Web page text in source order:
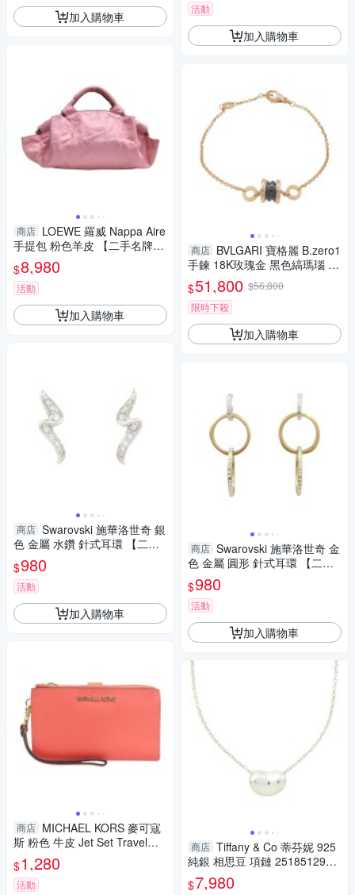
加入購物車
商店 LOEWE 羅威 Nappa Aire
手提包 粉色羊皮 【二手名牌B
RAND OFF】
$8,980
活動
加入購物車
商店 Swarovski 施華洛世奇 銀
色 金屬 水鑽 針式耳環 【二手
名牌BRAND OFF】
$980
活動
加入購物車
商店 MICHAEL KORS 麥可寇
斯 粉色 牛皮 Jet Set Travel雙
拉鏈手拿包 長夾 35F8GTVW0
L 【二手名牌BRAND OFF】
$1,280
活動
活動
加入購物車
商店 BVLGARI 寶格麗 B.zero1
手鍊 18K玫瑰金 黑色縞瑪瑙 35
4810 二手精品 【二手名牌BRA
ND OFF】
$51,800 $56,800
限時下殺
加入購物車
商店 Swarovski 施華洛世奇 金
色 金屬 圓形 針式耳環 【二手
名牌BRAND OFF】
$980
活動
加入購物車
商店 Tiffany & Co 蒂芬妮 925
純銀 相思豆 項鏈 25185129
【二手名牌BRAND OFF】
$7,980